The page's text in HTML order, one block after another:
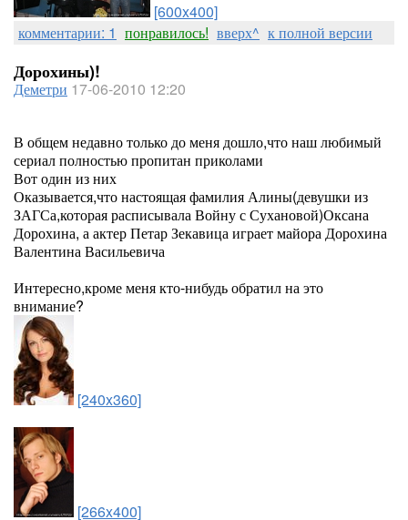
[600x400]
комментарии: 1 понравилось! вверх^ к полной версии
Дорохины)!
Деметри 17-06-2010 12:20
В общем недавно только до меня дошло,что наш любимый
сериал полностью пропитан приколами
Вот один из них
Оказывается,что настоящая фамилия Алины(девушки из
ЗАГСа,которая расписывала Войну с Сухановой)Оксана
Дорохина, а актер Петар Зекавица играет майора Дорохина
Валентина Васильевича
Интересно,кроме меня кто-нибудь обратил на это
внимание?
[240x360]
[266x400]